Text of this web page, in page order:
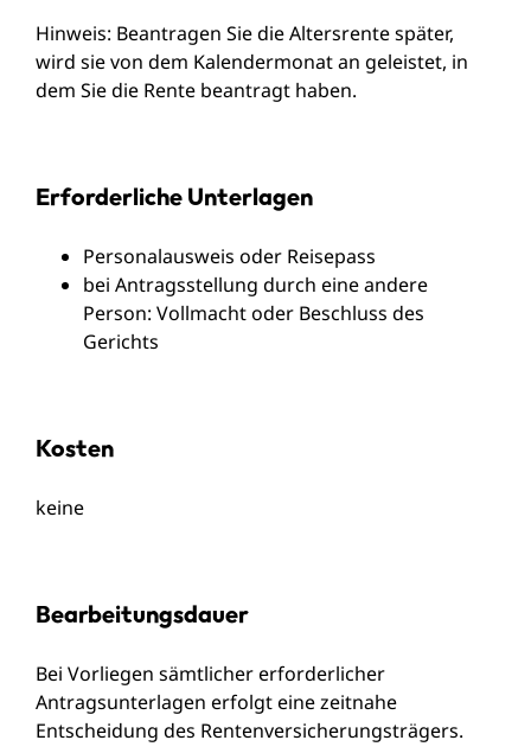
Hinweis: Beantragen Sie die Altersrente später,
wird sie von dem Kalendermonat an geleistet, in
dem Sie die Rente beantragt haben.
Erforderliche Unterlagen
Personalausweis oder Reisepass
bei Antragsstellung durch eine andere
Person: Vollmacht oder Beschluss des
Gerichts
Kosten
keine
Bearbeitungsdauer
Bei Vorliegen sämtlicher erforderlicher
Antragsunterlagen erfolgt eine zeitnahe
Entscheidung des Rentenversicherungsträgers.